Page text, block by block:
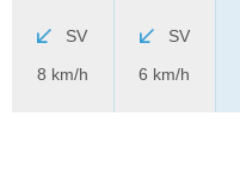
SV
8 km/h
SV
6 km/h